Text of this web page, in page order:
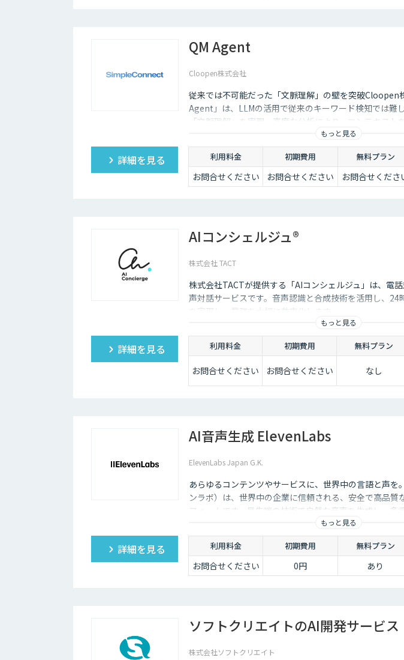
QM Agent
Cloopen株式会社
従来では不可能だった「文脈理解」の壁を突破Cloopen
Agent」は、LLMの活用で従来のキーワード検知では難
「文脈理解」を実現。高度な分析により、コンテキスト
もっと見る
詳細を見る 利用料金 初期費用 無料プラン
お問合せください お問合せください お問合せくださ
AIコンシェルジュ®
株式会社 TACT
株式会社TACTが提供する「AIコンシェルジュ」は、電
声対話サービスです。音声認識と合成技術を活用し、24
を実現し、業務を大幅に効率化します。
もっと見る
詳細を見る 利用料金 初期費用 無料プラン
お問合せください お問合せください なし
AI音声生成 ElevenLabs
ElevenLabs Japan G.K.
あらゆるコンテンツやサービスに、世界中の言語と声
ンラボ）は、世界中の企業に信頼される、安全で高品質
フォームです。最先端の技術で自然な音声を生成し、多
ーニング機能も、悪用を防ぐ倫理的ガードレールの中で
もっと見る
詳細を見る 利用料金 初期費用 無料プラン
お問合せください 0円 あり
ソフトクリエイトのAI開発サービス
株式会社ソフトクリエイト